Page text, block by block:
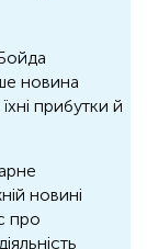
новина
прибутки й
новині
про